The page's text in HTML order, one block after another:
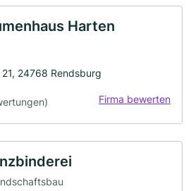
Harten
24768 Rendsburg
Firma bewerten